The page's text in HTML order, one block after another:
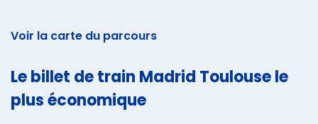
Voir la carte du parcours
Le billet de train Madrid Toulouse le
plus économique